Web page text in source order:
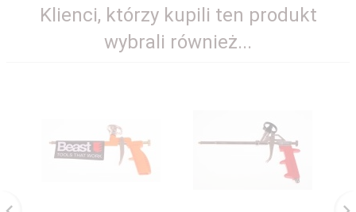
Klienci, którzy kupili ten produkt
wybrali również...